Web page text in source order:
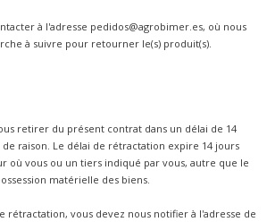
à l'adresse pedidos@agrobimer.es, où nous
à suivre pour retourner le(s) produit(s).
retirer du présent contrat dans un délai de 14
de raison. Le délai de rétractation expire 14 jours
où vous ou un tiers indiqué par vous, autre que le
matérielle des biens.
rétractation, vous devez nous notifier à l'adresse de